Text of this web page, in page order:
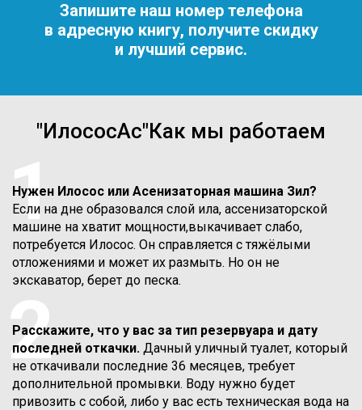
Запишите наш номер телефона
в адресную книгу, получите скидку
и лучший сервис.
"ИлососАс"Как мы работаем
1
Нужен Илосос или Асенизаторная машина Зил?
Если на дне образовался слой ила, ассенизаторской
машине на хватит мощности,выкачивает слабо,
потребуется Илосос. Он справляется с тяжёлыми
отложениями и может их размыть. Но он не
экскаватор, берет до песка.
2
Расскажите, что у вас за тип резервуара и дату
последней откачки. Дачный уличный туалет, который
не откачивали последние 36 месяцев, требует
дополнительной промывки. Воду нужно будет
привозить с собой, либо у вас есть техническая вода на